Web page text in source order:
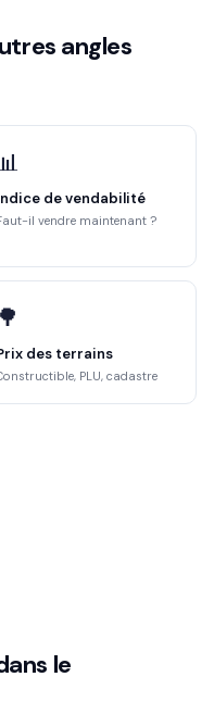
angles
de vendabilité
il vendre maintenant ?
🌳
des terrains
PLU, cadastre
le